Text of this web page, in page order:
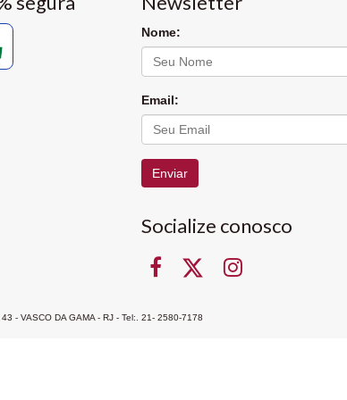
Nome:
Email:
Enviar
Socialize conosco
- VASCO DA GAMA - RJ - Tel:. 21- 2580-7178